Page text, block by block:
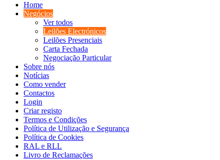
Home
Negócios
Ver todos
Leilões Electrónicos
Leilões Presenciais
Carta Fechada
Negociação Particular
Sobre nós
Notícias
Como vender
Contactos
Login
Criar registo
Termos e Condições
Política de Utilização e Segurança
Política de Cookies
RAL e RLL
Livro de Reclamações